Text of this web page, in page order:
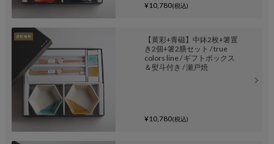
¥10,780(税込)
【黄彩+青磁】中鉢2枚+箸置
き2個+箸2膳セット / true
colors line / ギフトボックス
＆熨斗付き / 瀬戸焼
¥10,780(税込)